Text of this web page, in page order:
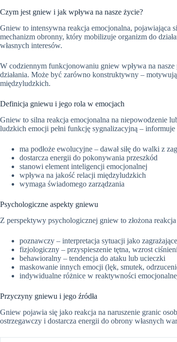
Czym jest gniew i jak wpływa na nasze życie?
Gniew to intensywna reakcja emocjonalna, pojawiająca
mechanizm obronny, który mobilizuje organizm do
własnych interesów.
W codziennym funkcjonowaniu gniew wpływa na
działania. Może być zarówno konstruktywny –
międzyludzkich.
Definicja gniewu i jego rola w emocjach
Gniew to silna reakcja emocjonalna na niepowodzenie
ludzkich emocji pełni funkcję sygnalizacyjną –
ma podłoże ewolucyjne – dawał siłę do walki z
dostarcza energii do pokonywania przeszkód
stanowi element inteligencji emocjonalnej
wpływa na jakość relacji międzyludzkich
wymaga świadomego zarządzania
Psychologiczne aspekty gniewu
Z perspektywy psychologicznej gniew to złożona
poznawczy – interpretacja sytuacji jako
fizjologiczny – przyspieszenie tętna, wzrost
behawioralny – tendencja do ataku lub ucieczki
maskowanie innych emocji (lęk, smutek,
indywidualne różnice w reaktywności
Przyczyny gniewu i jego źródła
Gniew pojawia się jako reakcja na naruszenie granic
ostrzegawczy i dostarcza energii do obrony własnych